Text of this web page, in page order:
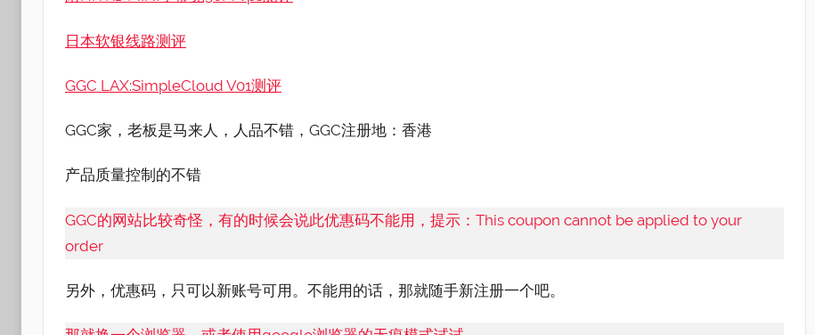
日本软银线路测评
GGC LAX:SimpleCloud V01测评
GGC家，老板是马来人，人品不错，GGC注册地：香港
产品质量控制的不错
GGC的网站比较奇怪，有的时候会说此优惠码不能用，提示：This coupon cannot be applied to your
order
另外，优惠码，只可以新账号可用。不能用的话，那就随手新注册一个吧。